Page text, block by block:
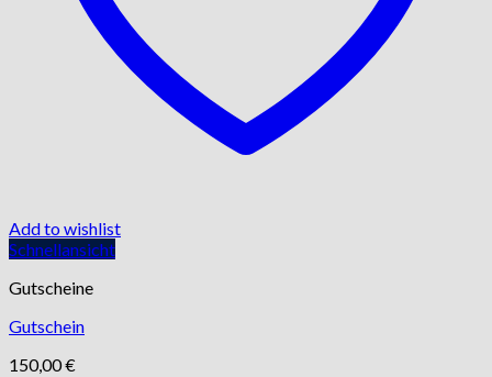
Add to wishlist
Schnellansicht
Gutscheine
Gutschein
150,00€